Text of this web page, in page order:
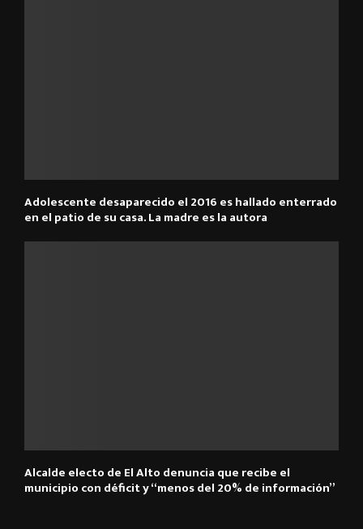
Adolescente desaparecido el 2016 es hallado enterrado
en el patio de su casa. La madre es la autora
Alcalde electo de El Alto denuncia que recibe el
municipio con déficit y “menos del 20% de información”